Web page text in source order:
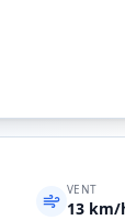
VENT
13 km/